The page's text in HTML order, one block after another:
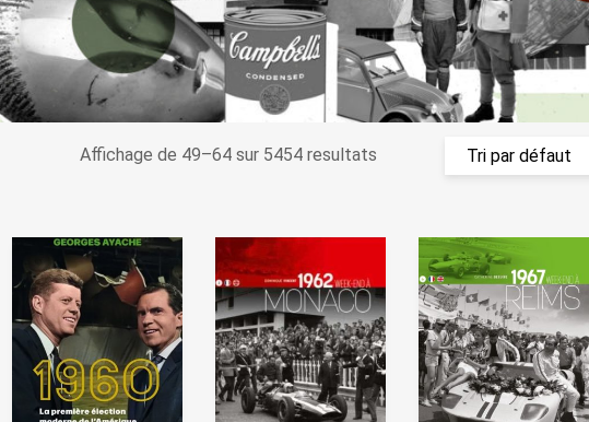
Affichage de 49–64 sur 5454 resultats